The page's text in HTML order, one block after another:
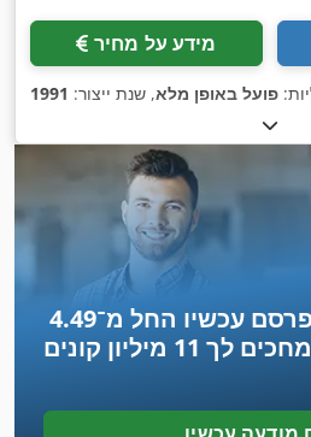
מידע על מחיר
פועל באופן מלא, שנת ייצור: 1991
מחכים לך 11 מיליון קונים